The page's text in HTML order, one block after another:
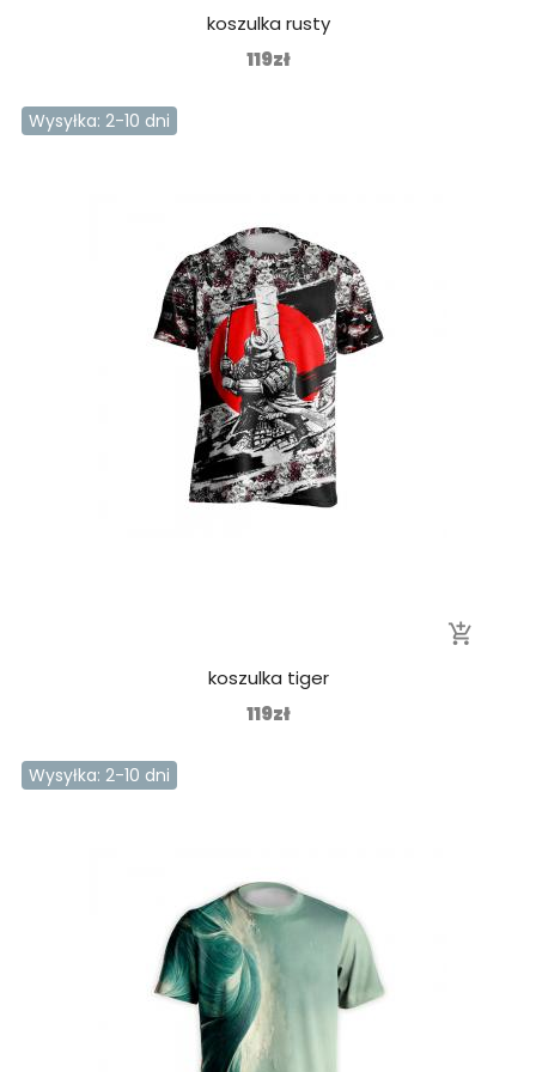
koszulka rusty
119zł
Wysyłka: 2-10 dni
add_shopping_cart
koszulka tiger
119zł
Wysyłka: 2-10 dni